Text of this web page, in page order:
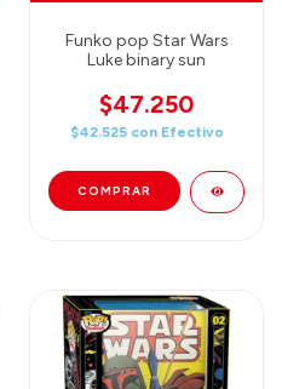
Funko pop Star Wars
Luke binary sun
$47.250
$42.525 con Efectivo